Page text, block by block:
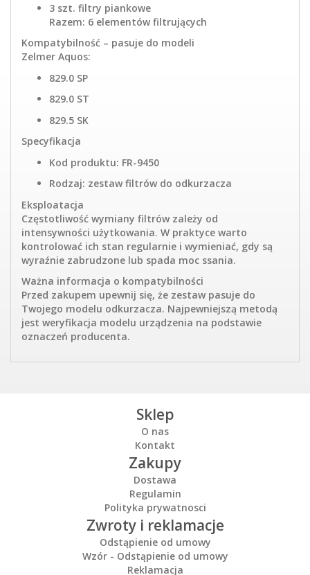
3 szt. filtry piankowe
Razem: 6 elementów filtrujących
Kompatybilność – pasuje do modeli
Zelmer Aquos:
829.0 SP
829.0 ST
829.5 SK
Specyfikacja
Kod produktu: FR-9450
Rodzaj: zestaw filtrów do odkurzacza
Eksploatacja
Częstotliwość wymiany filtrów zależy od
intensywności użytkowania. W praktyce warto
kontrolować ich stan regularnie i wymieniać, gdy są
wyraźnie zabrudzone lub spada moc ssania.
Ważna informacja o kompatybilności
Przed zakupem upewnij się, że zestaw pasuje do
Twojego modelu odkurzacza. Najpewniejszą metodą
jest weryfikacja modelu urządzenia na podstawie
oznaczeń producenta.
Sklep
O nas
Kontakt
Zakupy
Dostawa
Regulamin
Polityka prywatnosci
Zwroty i reklamacje
Odstąpienie od umowy
Wzór - Odstąpienie od umowy
Reklamacja